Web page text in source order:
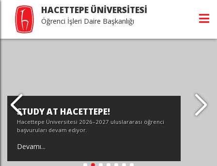
HACETTEPE ÜNİVERSİTESİ
Öğrenci İşleri Daire Başkanlığı
STUDY AT HACETTEPE!
Hacettepe Üniversitesi 2026–2027 uluslararası öğrenci
başvuruları devam ediyor.
Devamı...